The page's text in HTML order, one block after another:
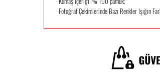
· Fotoğraf Çekimlerinde Bazı Renkler Işığın